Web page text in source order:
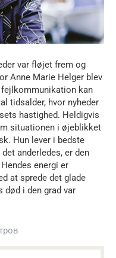
var fløjet frem og
Anne Marie Helger blev
kan
tidsalder, hvor nyheder
hastighed. Heldigvis
situationen i øjeblikket
Hun lever i bedste
anderledes, er den
energi er
at sprede det glade
død i den grad var